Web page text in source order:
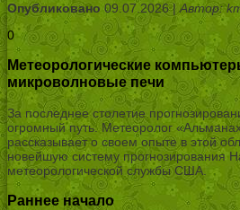
Опубликовано09.07.2026 |Автор:
0
Метеорологические
микроволновые печи
За последнее столетие
огромный путь. Метеоролог
рассказывает о своем опыте в этой
новейшую систему прогнозирования
метеорологической службы США.
Раннее начало